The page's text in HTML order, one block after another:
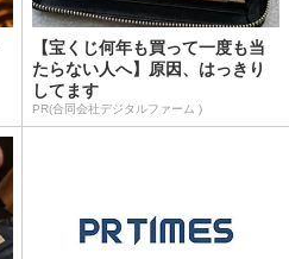
【宝くじ何年も買って一度も当
たらない人へ】原因、はっきり
してます
PR(合同会社デジタルファーム )